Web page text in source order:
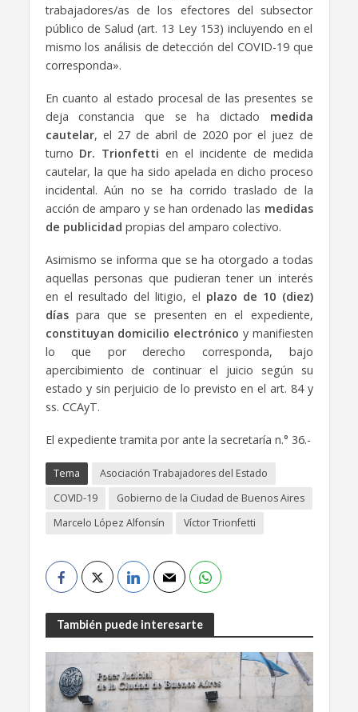
trabajadores/as de los efectores del subsector
público de Salud (art. 13 Ley 153) incluyendo en el
mismo los análisis de detección del COVID-19 que
corresponda».
En cuanto al estado procesal de las presentes se
deja constancia que se ha dictado medida
cautelar, el 27 de abril de 2020 por el juez de
turno Dr. Trionfetti en el incidente de medida
cautelar, la que ha sido apelada en dicho proceso
incidental. Aún no se ha corrido traslado de la
acción de amparo y se han ordenado las medidas
de publicidad propias del amparo colectivo.
Asimismo se informa que se ha otorgado a todas
aquellas personas que pudieran tener un interés
en el resultado del litigio, el plazo de 10 (diez)
díaspara que se presenten en el expediente,
constituyan domicilio electrónico y manifiesten
lo que por derecho corresponda, bajo
apercibimiento de continuar el juicio según su
estado y sin perjuicio de lo previsto en el art. 84 y
ss. CCAyT.
El expediente tramita por ante la secretaría n.° 36.-
Tema
Asociación Trabajadores del Estado
COVID-19
Gobierno de la Ciudad de Buenos Aires
Marcelo López Alfonsín
Víctor Trionfetti
También puede interesarte